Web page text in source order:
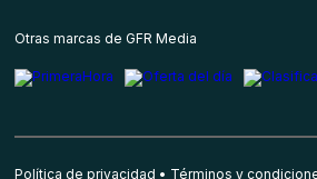
Otras marcas de GFR Media
Política de privacidad Términos y